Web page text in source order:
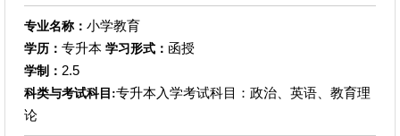
专业名称： 小学教育
学历： 专升本 学习形式： 函授
学制： 2.5
科类与考试科目:专升本入学考试科目：政治、英语、教育理
论